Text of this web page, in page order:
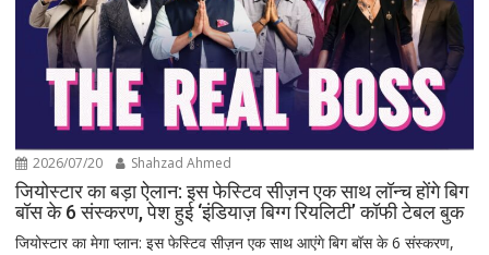
2026/07/20 Shahzad Ahmed
जियोस्टार का बड़ा ऐलान: इस फेस्टिव सीज़न एक साथ लॉन्च होंगे बिग
बॉस के 6 संस्करण, पेश हुई ‘इंडियाज़ बिग्ग रियलिटी’ कॉफी टेबल बुक
जियोस्टार का मेगा प्लान: इस फेस्टिव सीज़न एक साथ आएंगे बिग बॉस के 6 संस्करण,